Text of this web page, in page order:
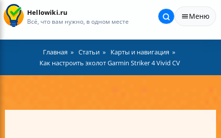
Hellowiki.ru
Всё, что вам нужно, в одном месте
Меню
Главная Статьи
Карты и навигация
Как настроить эхолот Garmin Striker 4 Vivid CV